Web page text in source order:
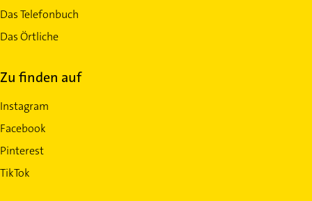
Das Telefonbuch
Das Örtliche
Zu finden auf
Instagram
Facebook
Pinterest
TikTok